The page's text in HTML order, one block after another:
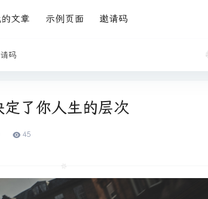
文章 示例页面 邀请码
码
了你人生的层次
45